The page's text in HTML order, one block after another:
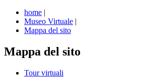
home |
Museo Virtuale |
Mappa del sito
Mappa del sito
Tour virtuali